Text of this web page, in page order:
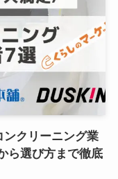
ンクリーニング業
ら選び方まで徹底